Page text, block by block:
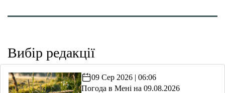
Вибір редакції
09 Сер 2026 | 06:06
Погода в Мені на 09.08.2026